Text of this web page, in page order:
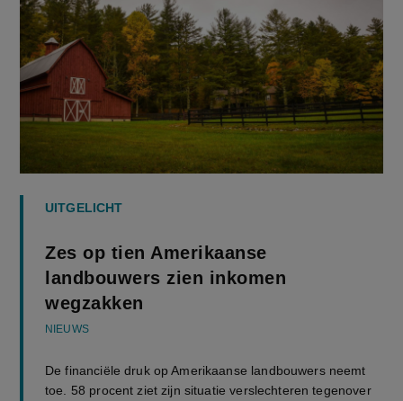
UITGELICHT
Zes op tien Amerikaanse
landbouwers zien inkomen
wegzakken
NIEUWS
De financiële druk op Amerikaanse landbouwers neemt
toe. 58 procent ziet zijn situatie verslechteren tegenover